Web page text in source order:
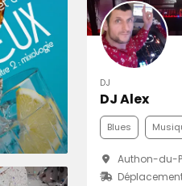
DJ
DJ Alex
Blues
Authon-du-